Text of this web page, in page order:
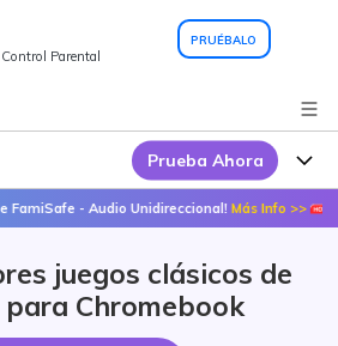
Parental
PRUÉBALO
Prueba Ahora
en
- Audio Unidireccional!Más Info >>
juegos clásicos de
Chromebook